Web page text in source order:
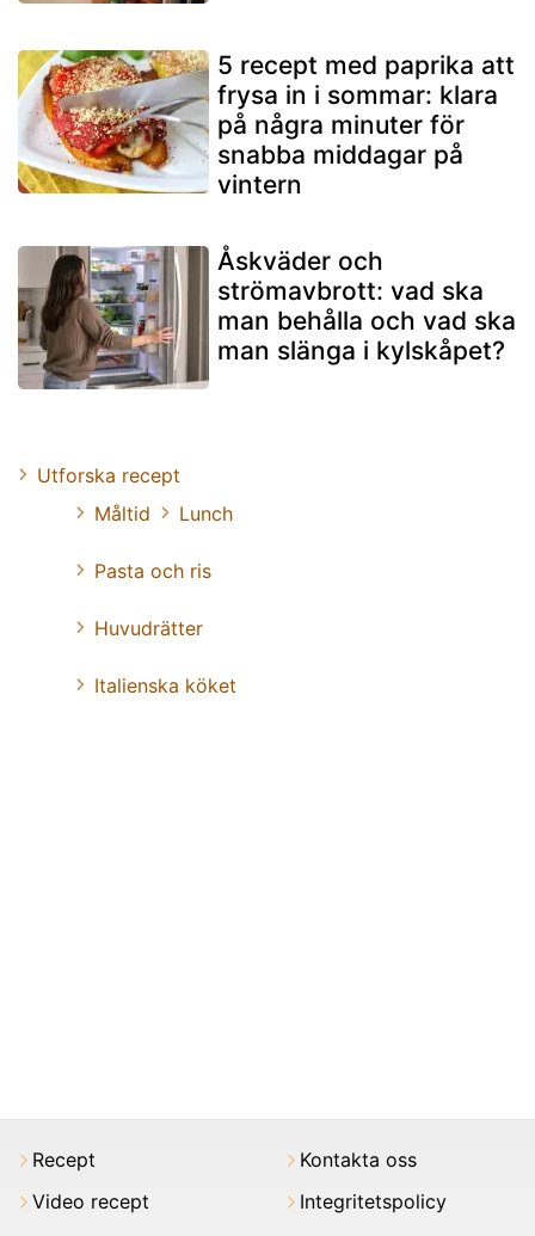
5 recept med paprika att
frysa in i sommar: klara
på några minuter för
snabba middagar på
vintern
Åskväder och
strömavbrott: vad ska
man behålla och vad ska
man slänga i kylskåpet?
Utforska recept
Måltid
Lunch
Pasta och ris
Huvudrätter
Italienska köket
Recept
Video recept
Kontakta oss
Integritetspolicy